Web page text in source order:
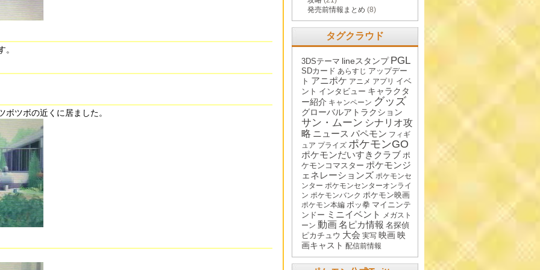
ツボの近くに居ました。
発売前情報まとめ (8)
タグクラウド
3DSテーマ lineスタンプ PGL
SDカード あらすじ アップデー
ト アニポケ アニメ アプリ イベ
ント インタビュー キャラクタ
ー紹介 キャンペーン グッズ
グローバルアトラクション
サン・ムーン シナリオ攻
略 ニュース パペモン フィギ
ュア プライズ ポケモンGO
ポケモンだいすきクラブ ポ
ケモンコマスター ポケモンジ
ェネレーションズ ポケモンセ
ンター ポケモンセンターオンライ
ン ポケモンバンク ポケモン映画
ポケモン本編 ポッ拳 マイニンテ
ンドー ミニイベント メガスト
ーン 動画名ピカ情報 名探偵
ピカチュウ 大会 実写 映画映
画キャスト 配信前情報